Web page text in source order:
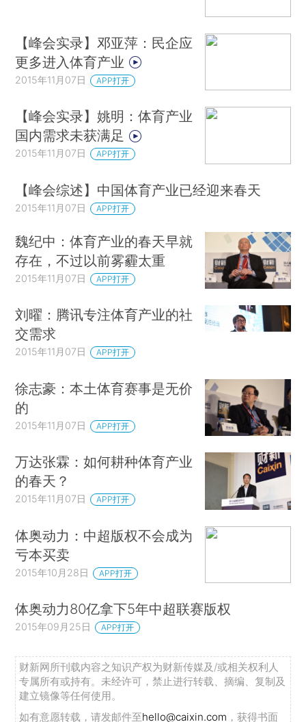
【峰会实录】邓亚萍：民企应
更多进入体育产业
2015年11月07日 APP打开
【峰会实录】姚明：体育产业
国内需求未获满足
2015年11月07日 APP打开
【峰会综述】中国体育产业已经迎来春天
2015年11月07日 APP打开
魏纪中：体育产业的春天早就
存在，不过以前雾霾太重
2015年11月07日 APP打开
刘曜：腾讯专注体育产业的社
交需求
2015年11月07日 APP打开
徐志豪：本土体育赛事是无价
的
2015年11月07日 APP打开
万达张霖：如何耕种体育产业
的春天？
2015年11月07日 APP打开
体奥动力：中超版权不会成为
亏本买卖
2015年10月28日 APP打开
体奥动力80亿拿下5年中超联赛版权
2015年09月25日 APP打开
财新网所刊载内容之知识产权为财新传媒及/或相关权利人
专属所有或持有。未经许可，禁止进行转载、摘编、复制及
建立镜像等任何使用。
如有意愿转载，请发邮件至hello@caixin.com ，获得书面